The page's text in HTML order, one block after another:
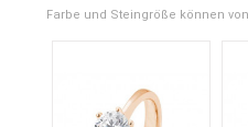
Farbe und Steingröße können